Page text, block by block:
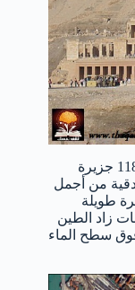
عبارة عن تجمع من 118 جزيرة
من أجمل
طويلة
زاد الطين
سطح الماء